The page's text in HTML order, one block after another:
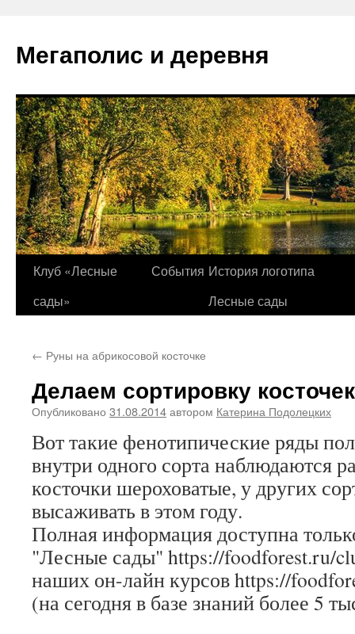
содержимому
Мегаполис и деревня
Клуб «Лесные
сады»
События История логотипа
Лесные сады
← Руны на абрикосовой косточке
Делаем сортировку
Опубликовано 31.08.2014автором Катерина Подолецких
Вот такие фенотипические ряды
внутри одного сорта наблюдаются
косточки шероховатые, у других
высаживать в этом году.
Полная информация доступна
"Лесные сады" https://foodforest.ru/
наших он-лайн курсов https://
(на сегодня в базе знаний более 5